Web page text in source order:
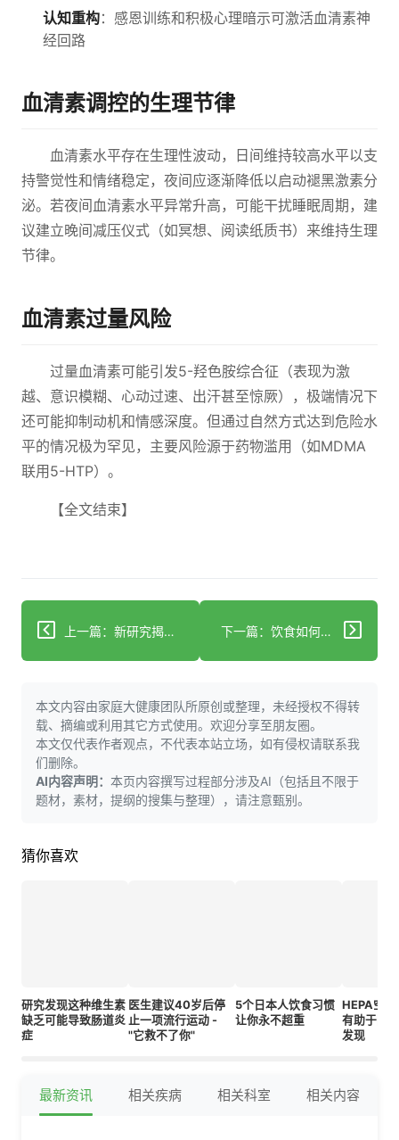
认知重构：感恩训练和积极心理暗示可激活血清素神
经回路
血清素调控的生理节律
血清素水平存在生理性波动，日间维持较高水平以支
持警觉性和情绪稳定，夜间应逐渐降低以启动褪黑激素分
泌。若夜间血清素水平异常升高，可能干扰睡眠周期，建
议建立晚间减压仪式（如冥想、阅读纸质书）来维持生理
节律。
血清素过量风险
过量血清素可能引发5-羟色胺综合征（表现为激
越、意识模糊、心动过速、出汗甚至惊厥），极端情况下
还可能抑制动机和情感深度。但通过自然方式达到危险水
平的情况极为罕见，主要风险源于药物滥用（如MDMA
联用5-HTP）。
【全文结束】
上一篇：新研究揭示：开菲尔可能对预防和治疗阿尔茨海默病有益 下一篇：饮食如何影响甲状腺健康
本文内容由家庭大健康团队所原创或整理，未经授权不得转
载、摘编或利用其它方式使用。欢迎分享至朋友圈。
本文仅代表作者观点，不代表本站立场，如有侵权请联系我
们删除。
AI内容声明： 本页内容撰写过程部分涉及AI（包括且不限于
题材，素材，提纲的搜集与整理），请注意甄别。
猜你喜欢
研究发现这种维生素
缺乏可能导致肠道炎
症
医生建议40岁后停
止一项流行运动 -
"它救不了你"
5个日本人饮食习惯
让你永不超重
HEPA空
有助于降
发现
最新资讯 相关疾病 相关科室 相关内容